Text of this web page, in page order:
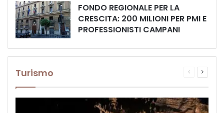
FONDO REGIONALE PER LA
CRESCITA: 200 MILIONI PER PMI E
PROFESSIONISTI CAMPANI
Turismo
Pagina